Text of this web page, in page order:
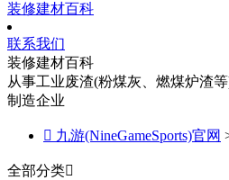
装修建材百科
联系我们
装修建材百科
从事工业废渣(粉煤灰、燃煤炉渣
制造企业
 九游(NineGameSports)官网
全部分类